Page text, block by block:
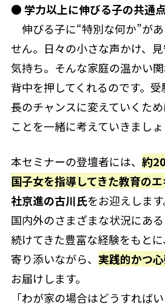
● 学力以上に伸びる子の共通
伸びる子に“特別な何か”が
せん。日々の小さな声かけ、
気持ち。そんな家庭の温かい
背中を押してくれるのです。
長のチャンスに変えていくた
ことを一緒に考えていきましょ
本セミナーの登壇者には、 約
国子女を指導してきた教育の
社京進の古川氏をお迎えします
国内外のさまざまな状況にあ
続けてきた豊富な経験をもと
寄り添いながら、 実践的かつ
お届けします。
「わが家の場合はどうすれば